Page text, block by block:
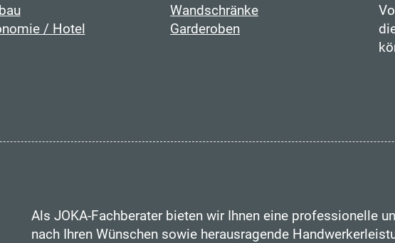
/ Hotel
Wandschränke
Garderoben
Als JOKA-Fachberater bieten wir Ihnen eine professionelle
nach Ihren Wünschen sowie herausragende